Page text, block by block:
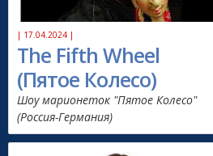
| 17.04.2024 |
The Fifth Wheel
(Пятое Колесо)
Шоу марионеток "Пятое Колесо"
(Россия-Германия)